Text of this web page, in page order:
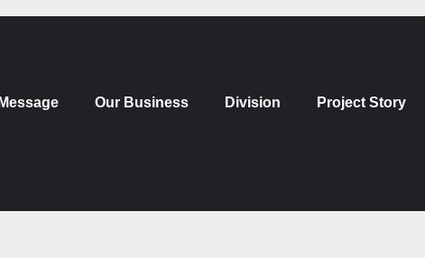
Message Our Business Division Project Story